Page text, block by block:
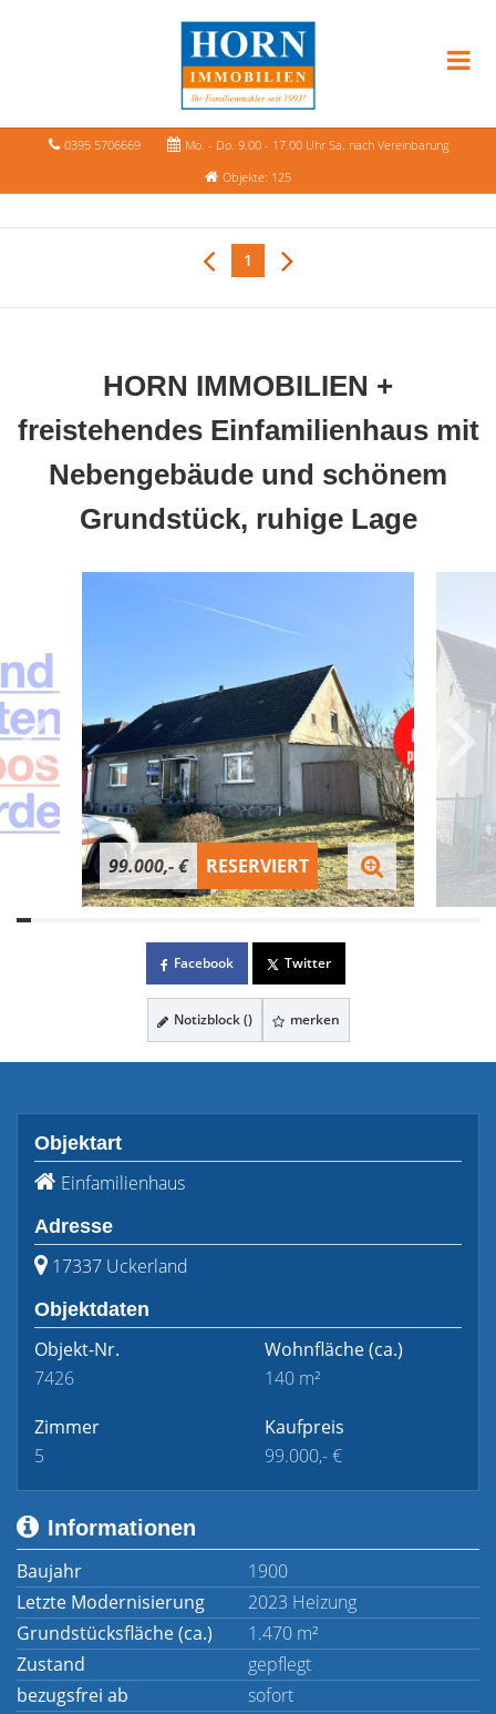
0395 5706669
Mo. - Do. 9.00 - 17.00 Uhr Sa. nach Vereinbarung
Objekte: 125
1
HORN IMMOBILIEN +
freistehendes Einfamilienhaus mit
Nebengebäude und schönem
Grundstück, ruhige Lage
99.000,- € RESERVIERT
Facebook Twitter
Notizblock () merken
Objektart
Einfamilienhaus
Adresse
17337 Uckerland
Objektdaten
Objekt-Nr.
7426
Wohnfläche(ca.)
140 m²
Zimmer
5
Kaufpreis
99.000,- €
Informationen
Baujahr
1900
Letzte Modernisierung
2023 Heizung
Grundstücksfläche (ca.)
1.470 m²
Zustand
gepflegt
bezugsfrei ab
sofort